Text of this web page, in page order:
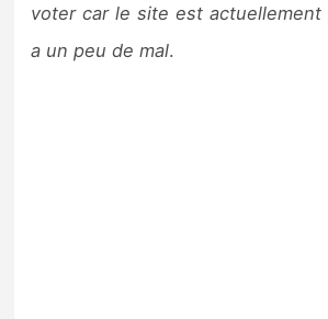
voter car le site est actuellement
a un peu de mal.